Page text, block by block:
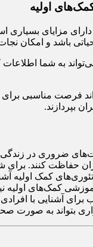
اولیه
مزایای بسیاری
باشد و امکان
به شما اطلاعات
مناسبی برای
بپردازند.
ضروری در
حفاظت کنند. برای
با تئوری‌های کمک
کمک‌های
آشنایی با افرادی
بتواند به صورت